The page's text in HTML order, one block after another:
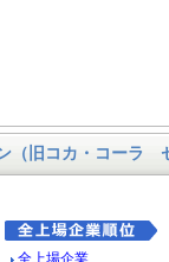
（旧コカ・コーラ
全上場企業